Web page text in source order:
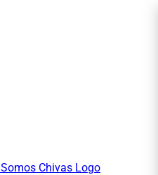
Somos Chivas Logo